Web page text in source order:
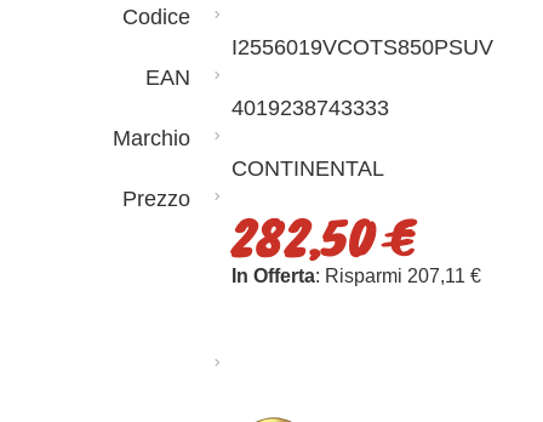
Codice
I2556019VCOTS850PSUV
EAN
4019238743333
Marchio
CONTINENTAL
Prezzo
282,50 €
In Offerta: Risparmi 207,11 €